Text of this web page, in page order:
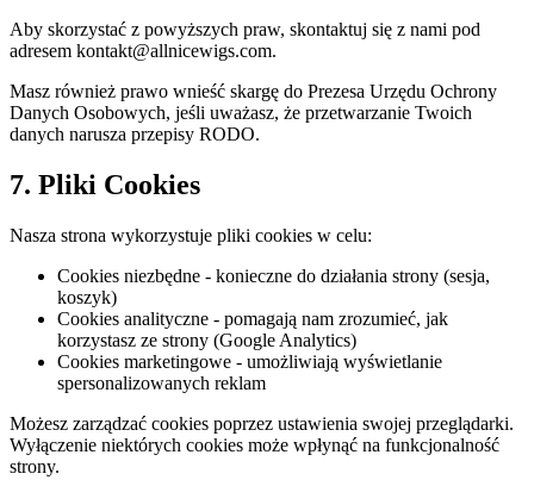
Aby skorzystać z powyższych praw, skontaktuj się z nami pod
adresem kontakt@allnicewigs.com.
Masz również prawo wnieść skargę do Prezesa Urzędu Ochrony
Danych Osobowych, jeśli uważasz, że przetwarzanie Twoich
danych narusza przepisy RODO.
7. Pliki Cookies
Nasza strona wykorzystuje pliki cookies w celu:
Cookies niezbędne - konieczne do działania strony (sesja,
koszyk)
Cookies analityczne - pomagają nam zrozumieć, jak
korzystasz ze strony (Google Analytics)
Cookies marketingowe - umożliwiają wyświetlanie
spersonalizowanych reklam
Możesz zarządzać cookies poprzez ustawienia swojej przeglądarki.
Wyłączenie niektórych cookies może wpłynąć na funkcjonalność
strony.